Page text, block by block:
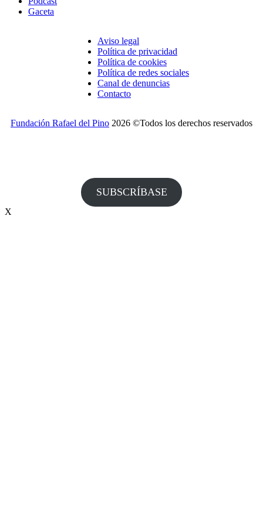
Gaceta
Aviso legal
Política de privacidad
Política de cookies
Política de redes sociales
Canal de denuncias
Contacto
Fundación Rafael del Pino 2026 ©Todos los derechos reservados
SUBSCRÍBASE
X